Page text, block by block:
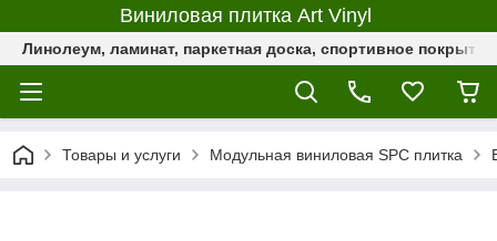
Виниловая плитка Art Vinyl
Линолеум, ламинат, паркетная доска, спортивное
Товары и услуги Модульная виниловая SPC плитка